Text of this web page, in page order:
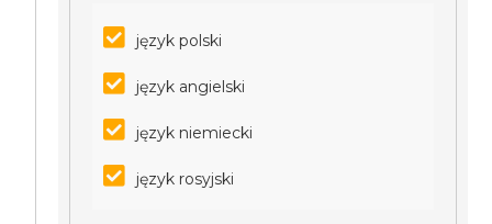
język polski
język angielski
język niemiecki
język rosyjski